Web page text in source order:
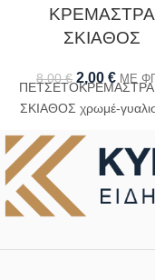
ΚΡΕΜΑΣΤΡΑ
ΣΚΙΑΘΟΣ
8,00€ 2,00 € ΜΕ
ΠΕΤΣΕΤΟΚΡΕΜΑΣΤΡΑ
ΣΚΙΑΘΟΣ χρωμέ-